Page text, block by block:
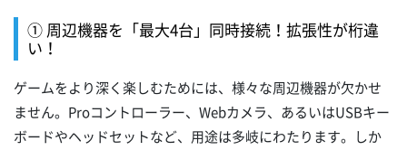
① 周辺機器を「最大4台」同時接続！拡張性が桁違
い！
ゲームをより深く楽しむためには、様々な周辺機器が欠かせ
ません。Proコントローラー、Webカメラ、あるいはUSBキー
ボードやヘッドセットなど、用途は多岐にわたります。しか